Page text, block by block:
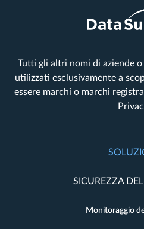
Tutti gli altri nomi di aziende
utilizzati esclusivamente a
essere marchi o marchi
SICUREZZA
Monitoraggio